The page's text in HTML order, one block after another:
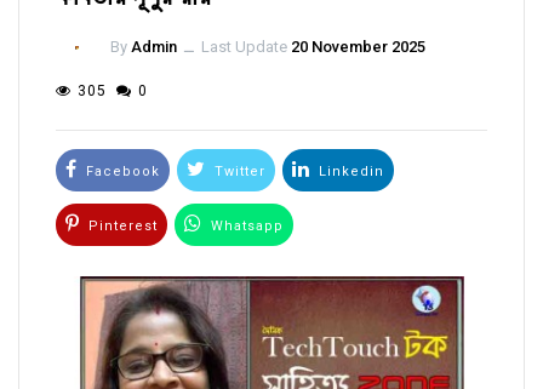
By Admin ــ Last Update 20 November 2025
305 0
Facebook Twitter Linkedin
Pinterest Whatsapp